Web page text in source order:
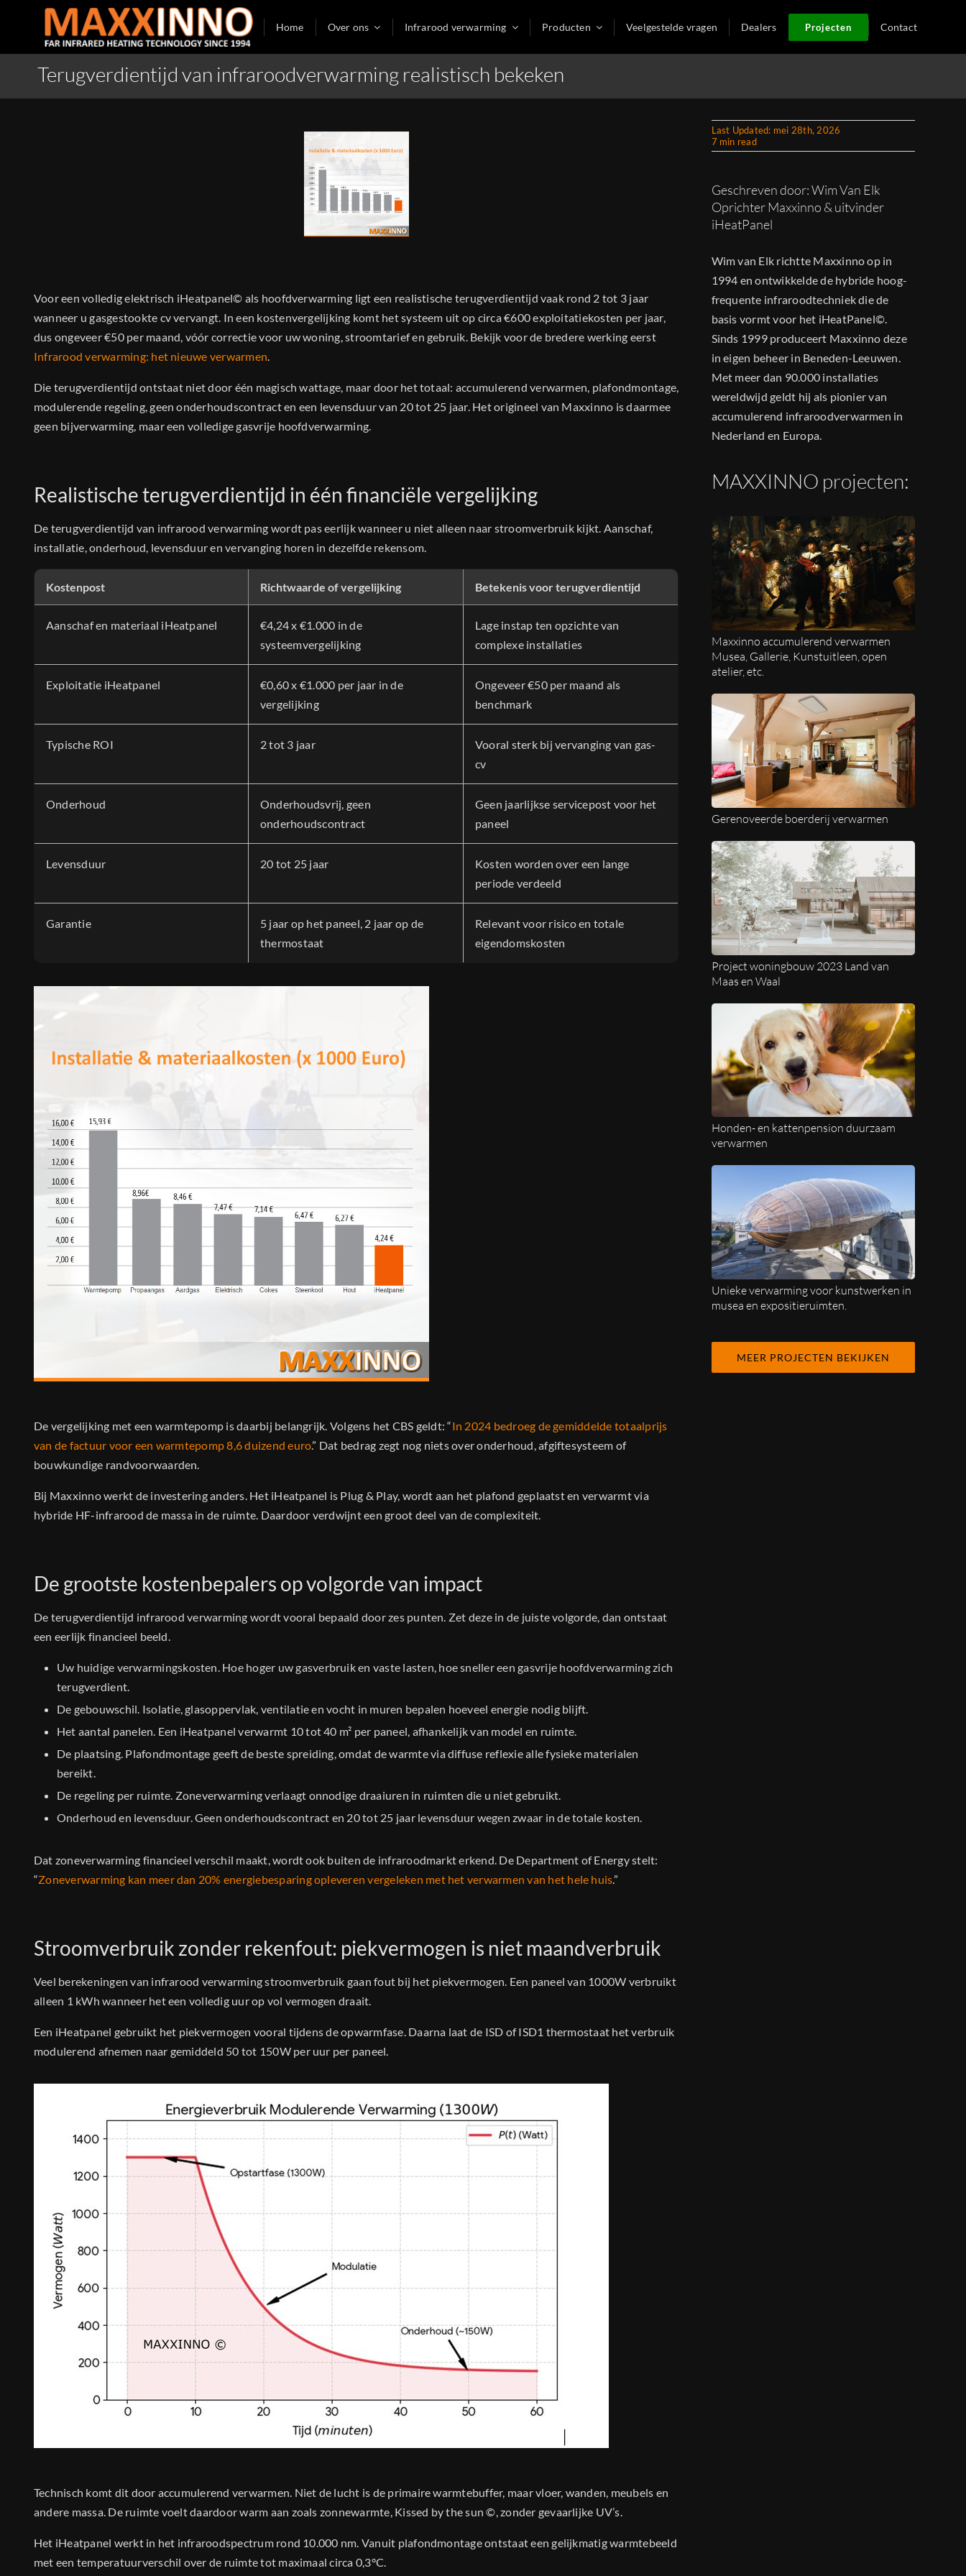
Home Over ons Infrarood verwarming Producten Veelgestelde vragen Dealers Projecten Contact
Terugverdientijd van infraroodverwarming realistisch bekeken
Voor een volledig elektrisch iHeatpanel© als hoofdverwarming ligt een realistische terugverdientijd vaak rond 2 tot 3 jaar
wanneer u gasgestookte cv vervangt. In een kostenvergelijking komt het systeem uit op circa €600 exploitatiekosten per jaar,
dus ongeveer €50 per maand, vóór correctie voor uw woning, stroomtarief en gebruik. Bekijk voor de bredere werking eerst
Infrarood verwarming: het nieuwe verwarmen.
Die terugverdientijd ontstaat niet door één magisch wattage, maar door het totaal: accumulerend verwarmen, plafondmontage,
modulerende regeling, geen onderhoudscontract en een levensduur van 20 tot 25 jaar. Het origineel van Maxxinno is daarmee
geen bijverwarming, maar een volledige gasvrije hoofdverwarming.
Realistische terugverdientijd in één financiële vergelijking
De terugverdientijd van infrarood verwarming wordt pas eerlijk wanneer u niet alleen naar stroomverbruik kijkt. Aanschaf,
installatie, onderhoud, levensduur en vervanging horen in dezelfde rekensom.
Kostenpost Richtwaarde of vergelijking Betekenis voor terugverdientijd
Aanschaf en materiaal iHeatpanel
€4,24 x €1.000 in de
systeemvergelijking
Lage instap ten opzichte van
complexe installaties
Exploitatie iHeatpanel
€0,60 x €1.000 per jaar in de
vergelijking
Ongeveer €50 per maand als
benchmark
Typische ROI 2 tot 3 jaar
Vooral sterk bij vervanging van gas-
cv
Onderhoud
Onderhoudsvrij, geen
onderhoudscontract
Geen jaarlijkse servicepost voor het
paneel
Levensduur 20 tot 25 jaar
Kosten worden over een lange
periode verdeeld
Garantie
5 jaar op het paneel, 2 jaar op de
thermostaat
Relevant voor risico en totale
eigendomskosten
De vergelijking met een warmtepomp is daarbij belangrijk. Volgens het CBS geldt: “In 2024 bedroeg de gemiddelde totaalprijs
van de factuur voor een warmtepomp 8,6 duizend euro.” Dat bedrag zegt nog niets over onderhoud, afgiftesysteem of
bouwkundige randvoorwaarden.
Bij Maxxinno werkt de investering anders. Het iHeatpanel is Plug & Play, wordt aan het plafond geplaatst en verwarmt via
hybride HF-infrarood de massa in de ruimte. Daardoor verdwijnt een groot deel van de complexiteit.
De grootste kostenbepalers op volgorde van impact
De terugverdientijd infrarood verwarming wordt vooral bepaald door zes punten. Zet deze in de juiste volgorde, dan ontstaat
een eerlijk financieel beeld.
Uw huidige verwarmingskosten. Hoe hoger uw gasverbruik en vaste lasten, hoe sneller een gasvrije hoofdverwarming zich
terugverdient.
De gebouwschil. Isolatie, glasoppervlak, ventilatie en vocht in muren bepalen hoeveel energie nodig blijft.
Het aantal panelen. Een iHeatpanel verwarmt 10 tot 40 m² per paneel, afhankelijk van model en ruimte.
De plaatsing. Plafondmontage geeft de beste spreiding, omdat de warmte via diffuse reflexie alle fysieke materialen
bereikt.
De regeling per ruimte. Zoneverwarming verlaagt onnodige draaiuren in ruimten die u niet gebruikt.
Onderhoud en levensduur. Geen onderhoudscontract en 20 tot 25 jaar levensduur wegen zwaar in de totale kosten.
Dat zoneverwarming financieel verschil maakt, wordt ook buiten de infraroodmarkt erkend. De Department of Energy stelt:
“Zoneverwarming kan meer dan 20% energiebesparing opleveren vergeleken met het verwarmen van het hele huis.”
Stroomverbruik zonder rekenfout: piekvermogen is niet maandverbruik
Veel berekeningen van infrarood verwarming stroomverbruik gaan fout bij het piekvermogen. Een paneel van 1000W verbruikt
alleen 1 kWh wanneer het een volledig uur op vol vermogen draait.
Een iHeatpanel gebruikt het piekvermogen vooral tijdens de opwarmfase. Daarna laat de ISD of ISD1 thermostaat het verbruik
modulerend afnemen naar gemiddeld 50 tot 150W per uur per paneel.
Technisch komt dit door accumulerend verwarmen. Niet de lucht is de primaire warmtebuffer, maar vloer, wanden, meubels en
andere massa. De ruimte voelt daardoor warm aan zoals zonnewarmte, Kissed by the sun ©, zonder gevaarlijke UV’s.
Het iHeatpanel werkt in het infraroodspectrum rond 10.000 nm. Vanuit plafondmontage ontstaat een gelijkmatig warmtebeeld
met een temperatuurverschil over de ruimte tot maximaal circa 0,3°C.
Last Updated: mei 28th, 2026
7 min read
Geschreven door: Wim Van Elk
Oprichter Maxxinno & uitvinder
iHeatPanel
Wim van Elk richtte Maxxinno op in
1994 en ontwikkelde de hybride hoog-
frequente infraroodtechniek die de
basis vormt voor het iHeatPanel©.
Sinds 1999 produceert Maxxinno deze
in eigen beheer in Beneden-Leeuwen.
Met meer dan 90.000 installaties
wereldwijd geldt hij als pionier van
accumulerend infraroodverwarmen in
Nederland en Europa.
MAXXINNO projecten:
Maxxinno accumulerend verwarmen
Musea, Gallerie, Kunstuitleen, open
atelier, etc.
Gerenoveerde boerderij verwarmen
Project woningbouw 2023 Land van
Maas en Waal
Honden- en kattenpension duurzaam
verwarmen
Unieke verwarming voor kunstwerken in
musea en expositieruimten.
MEER PROJECTEN BEKIJKEN